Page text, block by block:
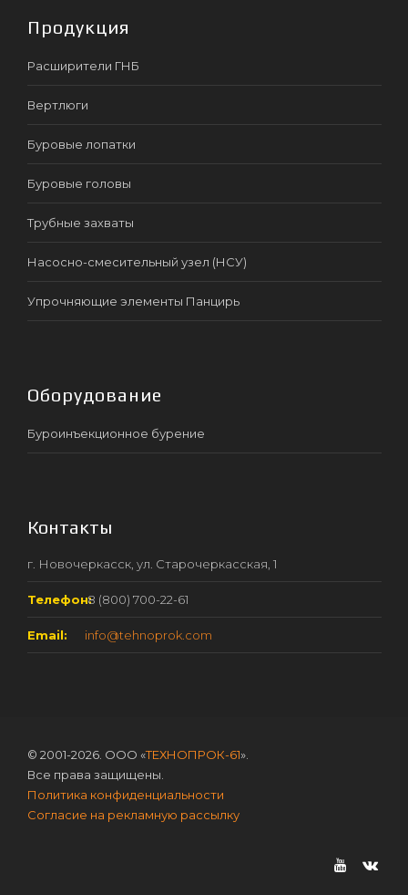
Продукция
Расширители ГНБ
Вертлюги
Буровые лопатки
Буровые головы
Трубные захваты
Насосно-смесительный узел (НСУ)
Упрочняющие элементы Панцирь
Оборудование
Буроинъекционное бурение
Контакты
г. Новочеркасск, ул. Старочеркасская, 1
Телефон:8 (800) 700-22-61
Email: info@tehnoprok.com
© 2001-2026. ООО «ТЕХНОПРОК-61».
Все права защищены.
Политика конфиденциальности
Согласие на рекламную рассылку